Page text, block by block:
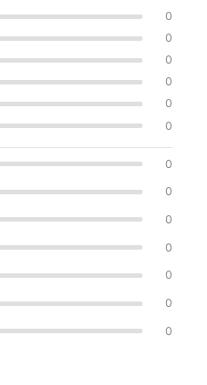
0
0
0
0
0
0
0
0
0
0
0
0
0